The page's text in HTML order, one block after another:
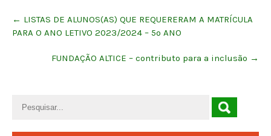
navigation
← LISTAS DE ALUNOS(AS) QUE REQUERERAM A MATRÍCULA
PARA O ANO LETIVO 2023/2024 – 5º ANO
FUNDAÇÃO ALTICE – contributo para a inclusão →